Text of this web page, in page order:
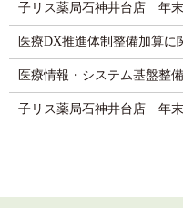
子リス薬局石神井台店 年
医療DX推進体制整備加算に
医療情報・システム基盤整
子リス薬局石神井台店 年